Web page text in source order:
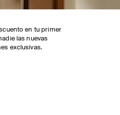
en tu primer
las nuevas
exclusivas.